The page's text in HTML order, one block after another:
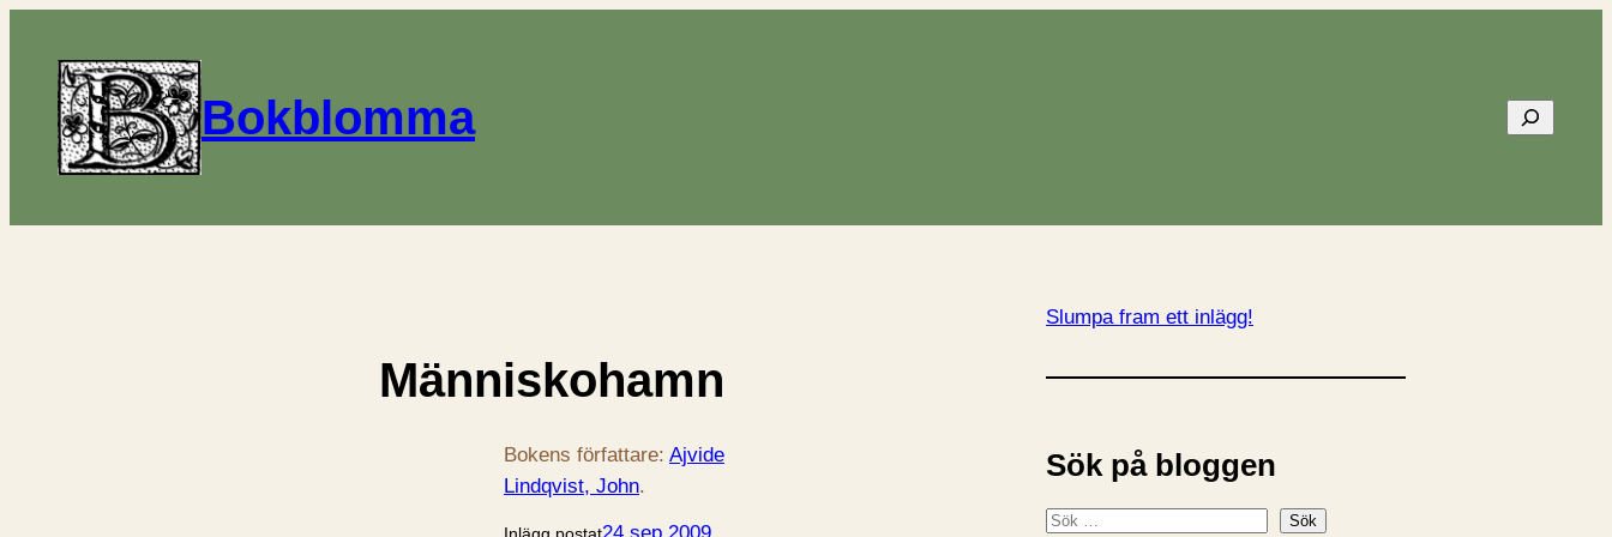
Bokblomma Sök
Människohamn
Bokens författare: Ajvide
Lindqvist, John.
Inlägg postat24 sep 2009
Slumpa fram ett inlägg!
Sök på bloggen
S
Sök